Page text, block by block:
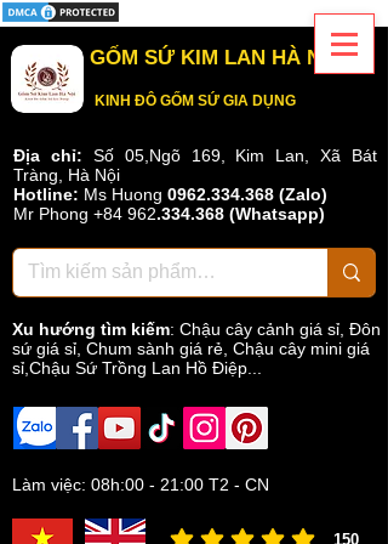
GỐM SỨ KIM LAN HÀ NỘI
KINH ĐÔ GỐM SỨ GIA DỤNG
Địa chỉ: Số 05,Ngõ 169, Kim Lan, Xã Bát
Tràng, Hà Nội
Hotline: Ms Huong 0962.334.368 (Zalo)
Mr Phong +84 962.334.368 (Whatsapp)
Xu hướng tìm kiếm: Chậu cây cảnh giá sỉ Đôn
sứ giá sỉ Chum sành giá rẻ Chậu cây mini giá
sỉ,Chậu Sứ Trồng Lan Hồ Điệp...
Làm việc: 08h:00 - 21:00 T2 - CN
150